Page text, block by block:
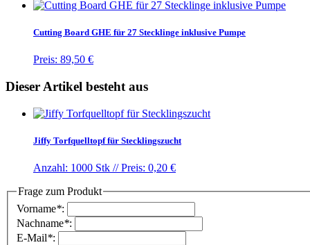
Cutting Board GHE für 27 Stecklinge inklusive Pumpe
Preis: 89,50 €
Dieser Artikel besteht aus
Jiffy Torfquelltopf für Stecklingszucht
Anzahl: 1000 Stk //Preis: 0,20 €
Frage zum Produkt
Vorname*:
Nachname*:
E-Mail*: